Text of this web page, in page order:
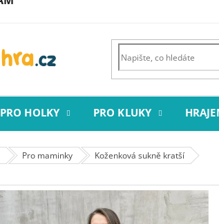
PRO HOLKY PRO KLUKY
Pro maminky Koženková sukně kratší